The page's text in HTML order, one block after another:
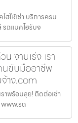
ฮให้เช่า บริการครบ
รถแบคโฮรับจ
งานเร่ง เรา
นขับมืออาชีพ
าง.com
าพร้อมลุย! ติดต่อเช่า
รถ